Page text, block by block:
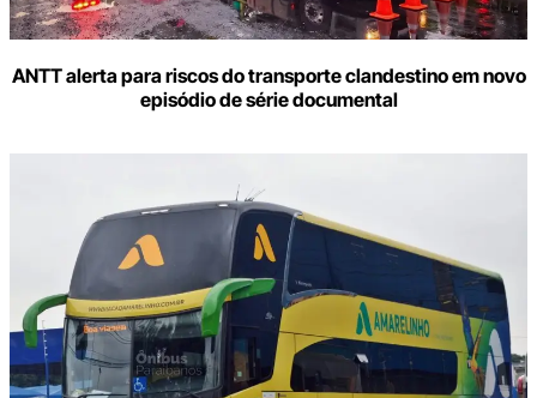
ANTT alerta para riscos do transporte clandestino em novo
episódio de série documental